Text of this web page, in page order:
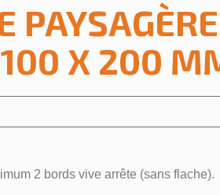
100 X 200
2 bords vive arrête (sans flache).